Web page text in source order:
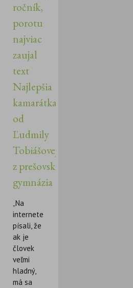
ročník,
porotu
najviac
zaujal
text
Najlepšia
kamarátka
od
Ľudmily
Tobiášovej
z prešovského
gymnázia
„Na
internete
písali, že
ak je
človek
veľmi
hladný,
má sa